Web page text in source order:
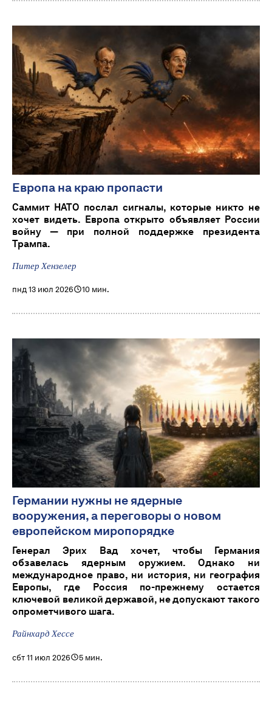
Европа на краю пропасти
Саммит НАТО послал сигналы, которые никто не
хочет видеть. Европа открыто объявляет России
войну — при полной поддержке президента
Трампа.
Питер Хензелер
пнд 13 июл 2026 10 мин.
Германии нужны не ядерные
вооружения, а переговоры о новом
европейском миропорядке
Генерал Эрих Вад хочет, чтобы Германия
обзавелась ядерным оружием. Однако ни
международное право, ни история, ни география
Европы, где Россия по-прежнему остается
ключевой великой державой, не допускают такого
опрометчивого шага.
Райнхард Хессе
сбт 11 июл 2026 5 мин.